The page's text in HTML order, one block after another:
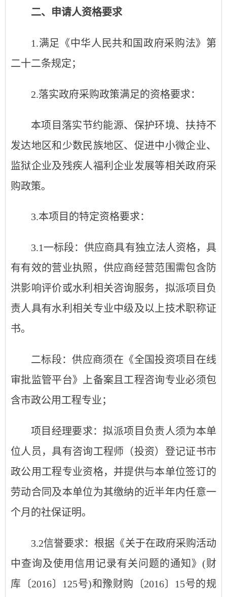
二、申请人资格要求
1.满足《中华人民共和国政府采购法》第
二十二条规定；
2.落实政府采购政策满足的资格要求：
本项目落实节约能源、保护环境、扶持不
发达地区和少数民族地区、促进中小微企业、
监狱企业及残疾人福利企业发展等相关政府采
购政策。
3.本项目的特定资格要求：
3.1一标段：供应商具有独立法人资格，具
有有效的营业执照，供应商经营范围需包含防
洪影响评价或水利相关咨询服务，拟派项目负
责人具有水利相关专业中级及以上技术职称证
书。
二标段：供应商须在《全国投资项目在线
审批监管平台》上备案且工程咨询专业必须包
含市政公用工程专业；
项目经理要求：拟派项目负责人须为本单
位人员，具有咨询工程师（投资）登记证书市
政公用工程专业资格，并提供与本单位签订的
劳动合同及本单位为其缴纳的近半年内任意一
个月的社保证明。
3.2信誉要求：根据《关于在政府采购活动
中查询及使用信用记录有关问题的通知》(财
库〔2016〕125号)和豫财购〔2016〕15号的规